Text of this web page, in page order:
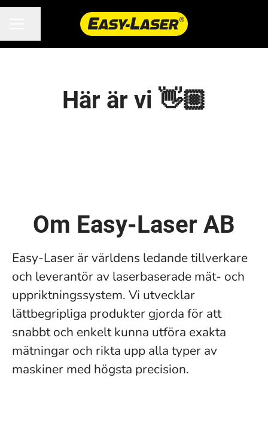
Här är vi 👋🏼
Om Easy-Laser AB
Easy-Laser är världens ledande tillverkare
och leverantör av laserbaserade mät- och
uppriktningssystem. Vi utvecklar
lättbegripliga produkter gjorda för att
snabbt och enkelt kunna utföra exakta
mätningar och rikta upp alla typer av
maskiner med högsta precision.